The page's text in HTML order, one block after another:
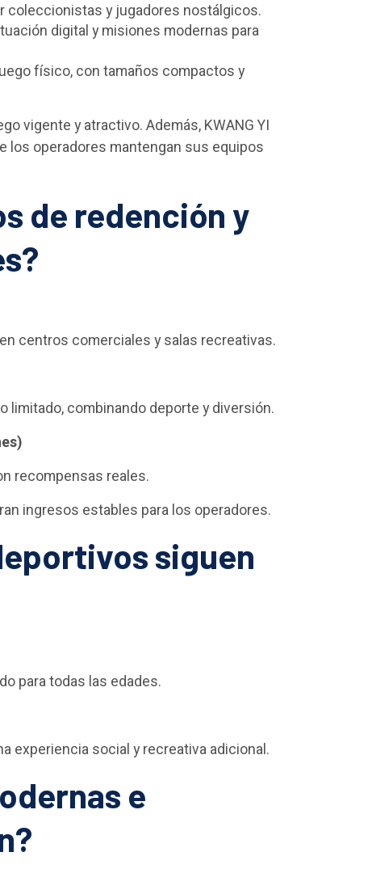
coleccionistas y jugadores nostálgicos.
digital y misiones modernas para
físico, con tamaños compactos y
vigente y atractivo. Además, KWANG YI
los operadores mantengan sus equipos
de redención y
centros comerciales y salas recreativas.
limitado, combinando deporte y diversión.
recompensas reales.
ingresos estables para los operadores.
siguen
para todas las edades.
experiencia social y recreativa adicional.
e